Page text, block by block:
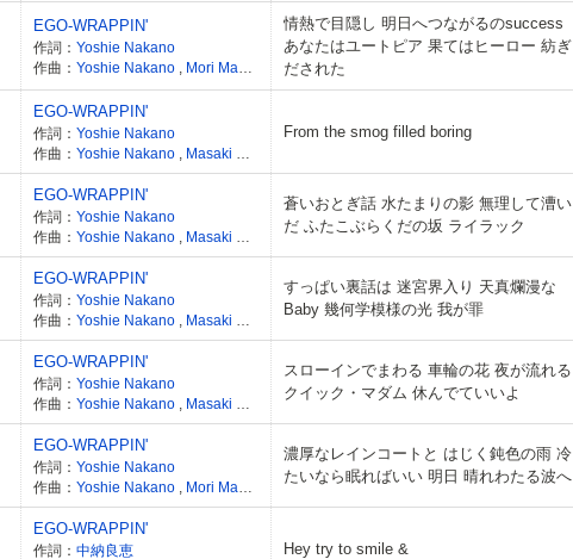
EGO-WRAPPIN'
作詞： Yoshie Nakano
作曲： Yoshie Nakano Mori Masaki
情熱で目隠し 明日へつながるのsuccess
あなたはユートピア 果てはヒーロー 紡ぎ
だされた
EGO-WRAPPIN'
作詞： Yoshie Nakano
作曲： Yoshie Nakano Masaki Mori
From the smog filled boring
EGO-WRAPPIN'
作詞： Yoshie Nakano
作曲： Yoshie Nakano Masaki Mori
蒼いおとぎ話 水たまりの影 無理して漕い
だ ふたこぶらくだの坂 ライラック
EGO-WRAPPIN'
作詞： Yoshie Nakano
作曲： Yoshie Nakano Masaki Mori
すっぱい裏話は 迷宮界入り 天真爛漫な
Baby 幾何学模様の光 我が罪
EGO-WRAPPIN'
作詞： Yoshie Nakano
作曲： Yoshie Nakano Masaki Mori
スローインでまわる 車輪の花 夜が流れる
クイック・マダム 休んでていいよ
EGO-WRAPPIN'
作詞： Yoshie Nakano
作曲： Yoshie Nakano Mori Masaki
濃厚なレインコートと はじく鈍色の雨 冷
たいなら眠ればいい 明日 晴れわたる波へ
EGO-WRAPPIN'
作詞： 中納良恵
Hey try to smile &